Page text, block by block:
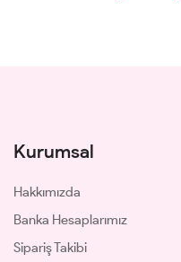
Kurumsal
Hakkımızda
Banka Hesaplarımız
Sipariş Takibi